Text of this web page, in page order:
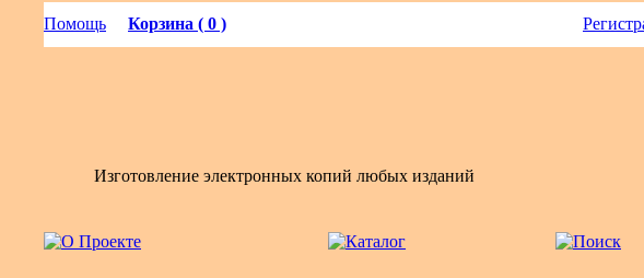
Помощь Корзина ( 0 )
Изготовление электронных копий любых изданий